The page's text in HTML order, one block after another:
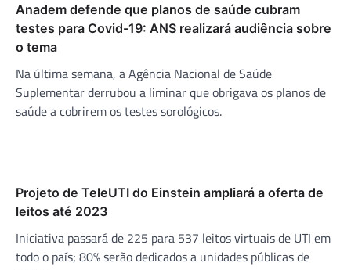
Anadem defende que planos de saúde cubram
testes para Covid-19: ANS realizará audiência sobre
o tema
Na última semana, a Agência Nacional de Saúde
Suplementar derrubou a liminar que obrigava os planos de
saúde a cobrirem os testes sorológicos.
Projeto de TeleUTI do Einstein ampliará a oferta de
leitos até 2023
Iniciativa passará de 225 para 537 leitos virtuais de UTI em
todo o país; 80% serão dedicados a unidades públicas de